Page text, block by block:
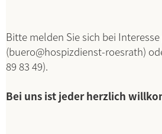
Bitte melden Sie sich bei
(buero@hospizdienst-roesrath)
89 83 49).
Bei uns ist jeder herzlich